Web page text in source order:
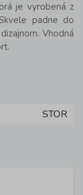
je vyrobená z
padne do
Vhodná
STOR